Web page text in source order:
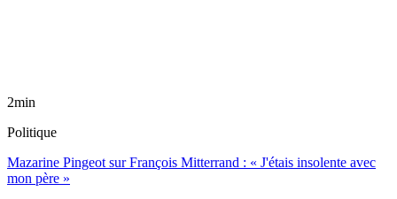
2min
Politique
Mazarine Pingeot sur François Mitterrand : « J'étais insolente avec
mon père »